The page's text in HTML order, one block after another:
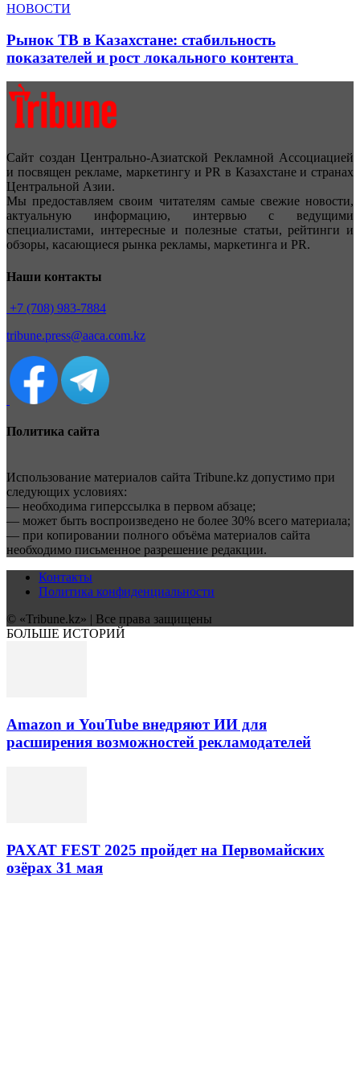
НОВОСТИ
Рынок ТВ в Казахстане: стабильность
показателей и рост локального контента
Сайт создан Центрально-Азиатской Рекламной Ассоциацией
и посвящен рекламе, маркетингу и PR в Казахстане и странах
Центральной Азии.
Мы предоставляем своим читателям самые свежие новости,
актуальную информацию, интервью с ведущими
специалистами, интересные и полезные статьи, рейтинги и
обзоры, касающиеся рынка рекламы, маркетинга и PR.
Наши контакты
+7 (708) 983-7884
tribune.press@aaca.com.kz
Политика сайта
Использование материалов сайта Tribune.kz допустимо при
следующих условиях:
— необходима гиперссылка в первом абзаце;
— может быть воспроизведено не более 30% всего материала;
— при копировании полного объёма материалов сайта
необходимо письменное разрешение редакции.
Контакты
Политика конфиденциальности
© «Tribune.kz» | Все права защищены
БОЛЬШЕ ИСТОРИЙ
Amazon и YouTube внедряют ИИ для
расширения возможностей рекламодателей
РАХАТ FEST 2025 пройдет на Первомайских
озёрах 31 мая